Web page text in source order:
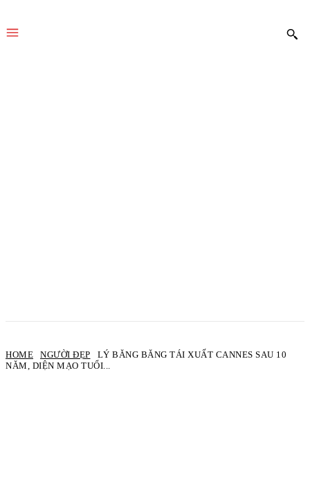
HOME NGƯỜI ĐẸP
LÝ BĂNG BĂNG TÁI XUẤT CANNES SAU 10
NĂM, DIỆN MẠO TUỔI...